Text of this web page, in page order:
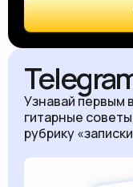
Узнавай первым
гитарные
рубрику